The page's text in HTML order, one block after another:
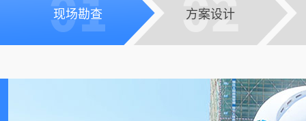
现场勘查 方案设计